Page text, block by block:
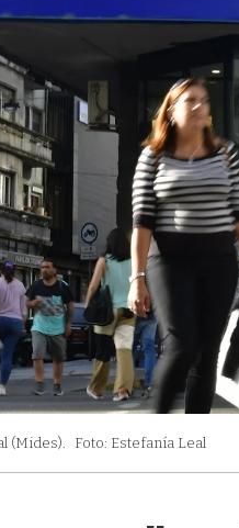
(Mides). Foto: Estefanía Leal